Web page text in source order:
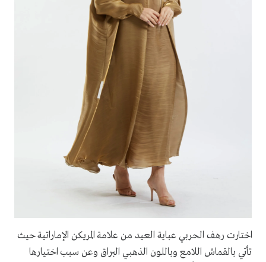
اختارت رهف الحربي عباية العيد من علامة المريكن الإماراتية حيث
تأتي بالقماش اللامع وباللون الذهبي البراق وعن سبب اختيارها